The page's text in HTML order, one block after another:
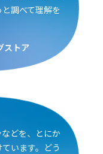
調べて理解を
ストア
どを、とにか
います。どう